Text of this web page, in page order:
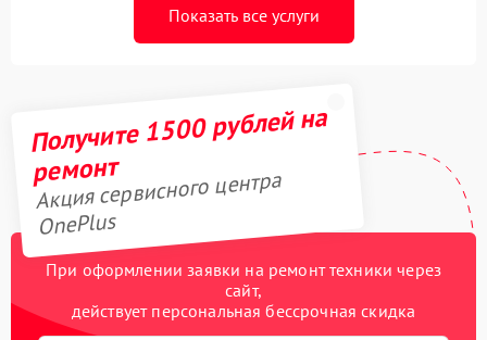
Показать все услуги
Получите 1500 рублей на
ремонт
Акция сервисного центра
OnePlus
При оформлении заявки на ремонт техники через
сайт,
действует персональная бессрочная скидка